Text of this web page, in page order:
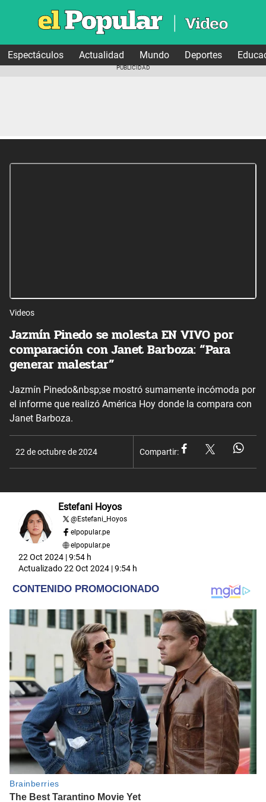
Espectáculos Actualidad Mundo Deportes
Videos
Jazmín Pinedo se molesta EN VIVO por
comparación con Janet Barboza: “Para
generar malestar”
Jazmín Pinedo&nbsp;se mostró sumamente incómoda por
el informe que realizó América Hoy donde la compara con
Janet Barboza.
22 de octubre de 2024 Compartir:
Estefani Hoyos
@Estefani_Hoyos
elpopular.pe
elpopular.pe
22 Oct 2024 | 9:54 h
Actualizado22 Oct 2024 | 9:54 h